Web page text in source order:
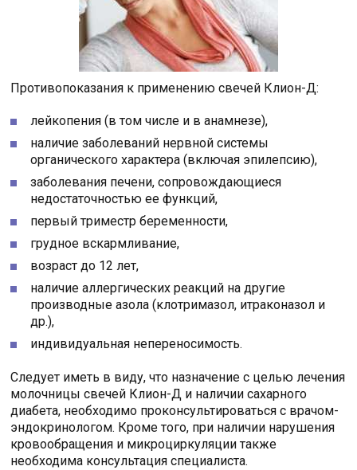
Противопоказания к применению свечей Клион-Д:
лейкопения (в том числе и в анамнезе),
наличие заболеваний нервной системы
органического характера (включая эпилепсию),
заболевания печени, сопровождающиеся
недостаточностью ее функций,
первый триместр беременности,
грудное вскармливание,
возраст до 12 лет,
наличие аллергических реакций на другие
производные азола (клотримазол, итраконазол и
др.),
индивидуальная непереносимость.
Следует иметь в виду, что назначение с целью лечения
молочницы свечей Клион-Д и наличии сахарного
диабета, необходимо проконсультироваться с врачом-
эндокринологом. Кроме того, при наличии нарушения
кровообращения и микроциркуляции также
необходима консультация специалиста.